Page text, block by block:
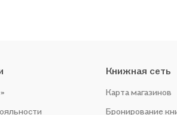
Книжная сеть
Карта магазинов
Бронирование